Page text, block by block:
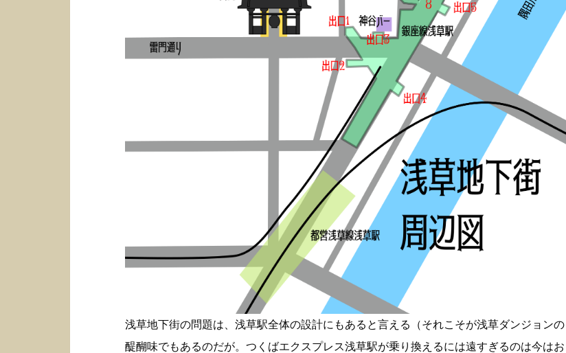
浅草地下街の問題は、浅草駅全体の設計にもあると言える（それこそが浅草ダンジョンの
醍醐味でもあるのだが。つくばエクスプレス浅草駅が乗り換えるには遠すぎるのは今はお